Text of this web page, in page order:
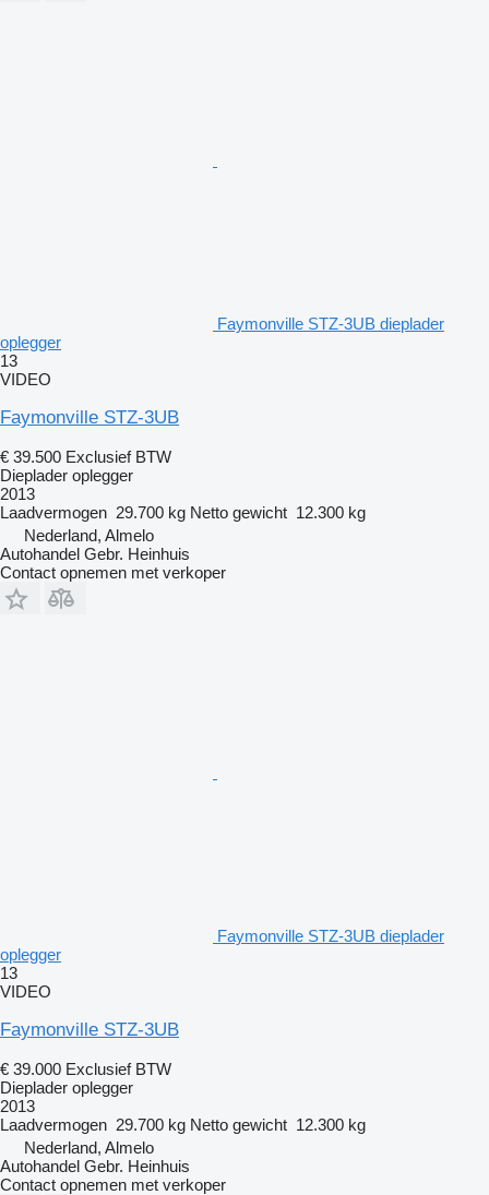
Faymonville STZ-3UB dieplader
oplegger
13
VIDEO
Faymonville STZ-3UB
€ 39.500 Exclusief BTW
Dieplader oplegger
2013
Laadvermogen 29.700 kg Netto gewicht 12.300 kg
Nederland, Almelo
Autohandel Gebr. Heinhuis
Contact opnemen met verkoper
Faymonville STZ-3UB dieplader
oplegger
13
VIDEO
Faymonville STZ-3UB
€ 39.000 Exclusief BTW
Dieplader oplegger
2013
Laadvermogen 29.700 kg Netto gewicht 12.300 kg
Nederland, Almelo
Autohandel Gebr. Heinhuis
Contact opnemen met verkoper